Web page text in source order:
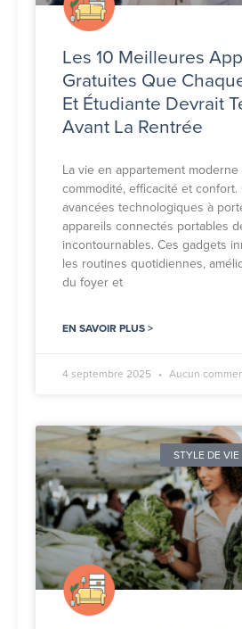
Les 10 Meilleures
Gratuites Que
Et Étudiante Devrait
Avant La Rentrée
La vie en appartement
commodité, efficacité et confort.
avancées technologiques à
appareils connectés portables
incontournables. Ces gadgets
les routines quotidiennes,
du foyer et
EN SAVOIR PLUS >
4 septembre 2025 Aucun
STYLE DE